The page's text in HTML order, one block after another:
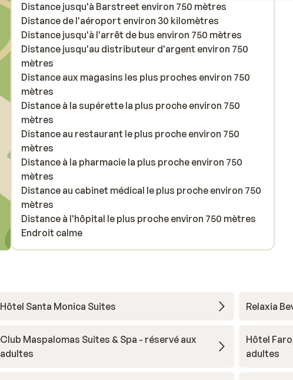
Distance jusqu'à Barstreet environ 750 mètres
Distance de l'aéroport environ 30 kilomètres
Distance jusqu'à l'arrêt de bus environ 750 mètres
Distance jusqu'au distributeur d'argent environ 750
mètres
Distance aux magasins les plus proches environ 750
mètres
Distance à la supérette la plus proche environ 750
mètres
Distance au restaurant le plus proche environ 750
mètres
Distance à la pharmacie la plus proche environ 750
mètres
Distance au cabinet médical le plus proche environ 750
mètres
Distance à l'hôpital le plus proche environ 750 mètres
Endroit calme
Hôtel Santa Monica Suites Relaxia
Club Maspalomas Suites & Spa - réservé aux
adultes
Hôtel
adultes